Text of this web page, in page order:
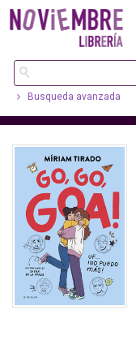
Busqueda avanzada